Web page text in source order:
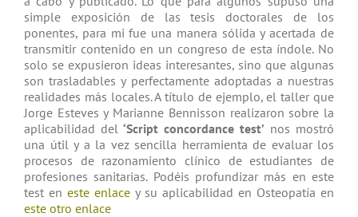
simple exposición de las tesis doctorales de los
ponentes, para mi fue una manera sólida y acertada de
transmitir contenido en un congreso de esta índole. No
solo se expusieron ideas interesantes, sino que algunas
son trasladables y perfectamente adoptadas a nuestras
realidades más locales. A título de ejemplo, el taller que
Jorge Esteves y Marianne Bennisson realizaron sobre la
aplicabilidad del ‘Script concordance test’ nos mostró
una útil y a la vez sencilla herramienta de evaluar los
procesos de razonamiento clínico de estudiantes de
profesiones sanitarias. Podéis profundizar más en este
test en este enlace y su aplicabilidad en Osteopatía en
este otro enlace